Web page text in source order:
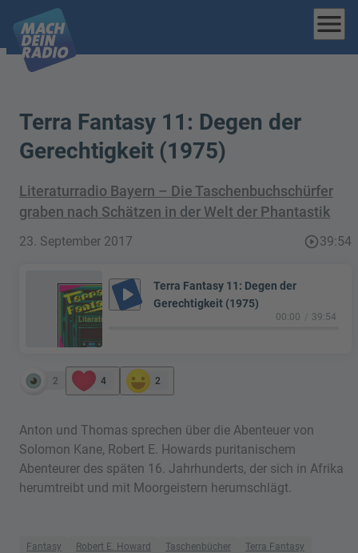
menu
Terra Fantasy 11: Degen der
Gerechtigkeit (1975)
Literaturradio Bayern – Die Taschenbuchschürfer
graben nach Schätzen in der Welt der Phantastik
23. September 2017 play_circle_outline39:54
play_arrow
Terra Fantasy 11: Degen der
Gerechtigkeit (1975)
00:00 39:54
2 4 2
Anton und Thomas sprechen über die Abenteuer von
Solomon Kane, Robert E. Howards puritanischem
Abenteurer des späten 16. Jahrhunderts, der sich in Afrika
herumtreibt und mit Moorgeistern herumschlägt.
Fantasy Robert E. Howard Taschenbücher Terra Fantasy